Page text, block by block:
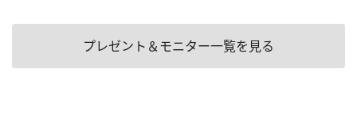
プレゼント＆モニター一覧を見る